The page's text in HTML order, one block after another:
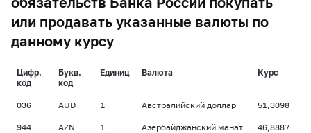
или продавать указанные валюты по
данному курсу
Цифр.
код
Букв.
код
Единиц Валюта Курс
036 AUD 1 Австралийский доллар 51,3098
944 AZN 1 Азербайджанский манат 46,8887